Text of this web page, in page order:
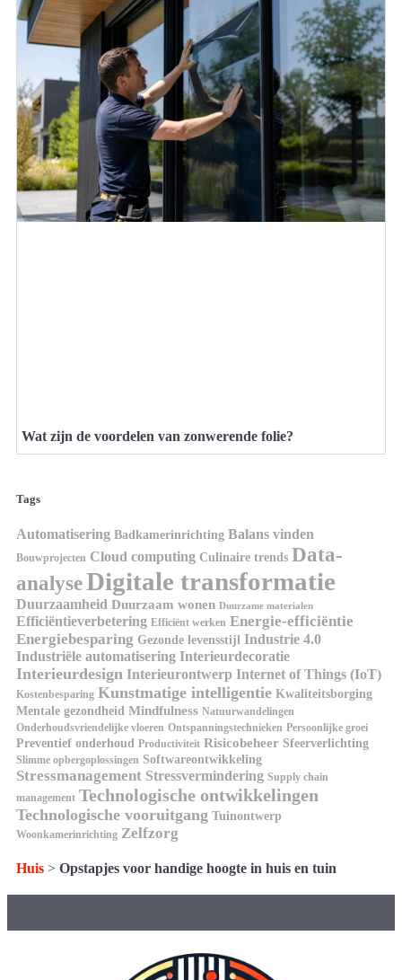
Wat zijn de voordelen van zonwerende folie?
Tags
Automatisering Badkamerinrichting Balans vinden
Bouwprojecten Cloud computing Culinaire trends Data-
analyseDigitale transformatie
Duurzaamheid Duurzaam wonen Duurzame materialen
Efficiëntieverbetering Efficiënt werken Energie-efficiëntie
Energiebesparing Gezonde levensstijl Industrie 4.0
Industriële automatisering Interieurdecoratie
Interieurdesign Interieurontwerp Internet of Things (IoT)
Kostenbesparing Kunstmatige intelligentie Kwaliteitsborging
Mentale gezondheid Mindfulness Natuurwandelingen
Onderhoudsvriendelijke vloeren Ontspanningstechnieken Persoonlijke groei
Preventief onderhoud Productiviteit Risicobeheer Sfeerverlichting
Slimme opbergoplossingen Softwareontwikkeling
Stressmanagement Stressvermindering Supply chain
management Technologische ontwikkelingen
Technologische vooruitgang Tuinontwerp
Woonkamerinrichting Zelfzorg
Huis > Opstapjes voor handige hoogte in huis en tuin